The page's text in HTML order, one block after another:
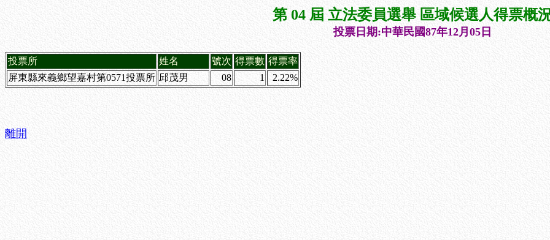
第 04 屆 立法委員選舉 區域候選人得票概
投票日期:中華民國87年12月05日
投票所 姓名 號次 得票數 得票率
屏東縣來義鄉望嘉村第0571投票所 邱茂男 08 1 2.22%
離開